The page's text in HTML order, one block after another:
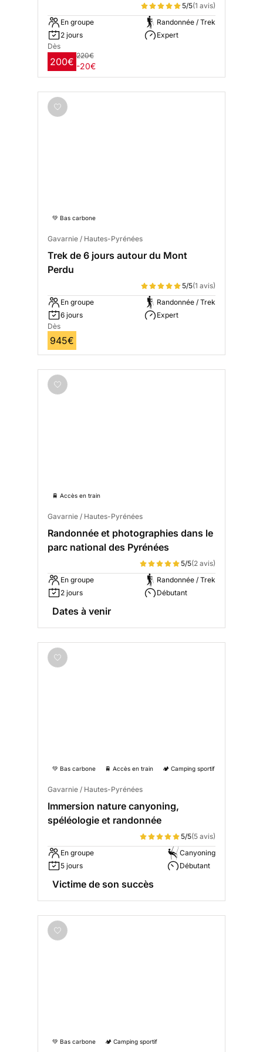
5/5(1 avis)
En groupe
2 jours
Randonnée / Trek
Expert
Dès
200€
220€
-20€
💚 Bas carbone
Gavarnie / Hautes-Pyrénées
Trek de 6 jours autour du Mont
Perdu
5/5(1 avis)
En groupe
6 jours
Randonnée / Trek
Expert
Dès
945€
🚆 Accès en train
Gavarnie / Hautes-Pyrénées
Randonnée et photographies dans le
parc national des Pyrénées
5/5(2 avis)
En groupe
2 jours
Randonnée / Trek
Débutant
Dates à venir
💚 Bas carbone 🚆 Accès en train 🏕️ Camping sportif
Gavarnie / Hautes-Pyrénées
Immersion nature canyoning,
spéléologie et randonnée
5/5(5 avis)
En groupe
5 jours
Canyoning
Débutant
Victime de son succès
💚 Bas carbone 🏕️ Camping sportif